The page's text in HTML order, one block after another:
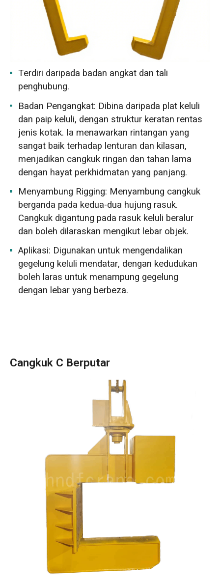
Terdiri daripada badan angkat dan tali
penghubung.
Badan Pengangkat: Dibina daripada plat keluli
dan paip keluli, dengan struktur keratan rentas
jenis kotak. Ia menawarkan rintangan yang
sangat baik terhadap lenturan dan kilasan,
menjadikan cangkuk ringan dan tahan lama
dengan hayat perkhidmatan yang panjang.
Menyambung Rigging: Menyambung cangkuk
berganda pada kedua-dua hujung rasuk.
Cangkuk digantung pada rasuk keluli beralur
dan boleh dilaraskan mengikut lebar objek.
Aplikasi: Digunakan untuk mengendalikan
gegelung keluli mendatar, dengan kedudukan
boleh laras untuk menampung gegelung
dengan lebar yang berbeza.
Cangkuk C Berputar